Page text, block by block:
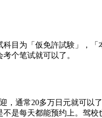
目为「仮免許試験」，「
个笔试就可以了。
通常20多万日元就可以了
是每天都能预约上。驾